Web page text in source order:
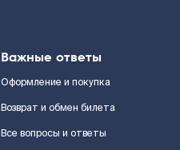
Важные ответы
Оформление и покупка
Возврат и обмен билета
Все вопросы и ответы